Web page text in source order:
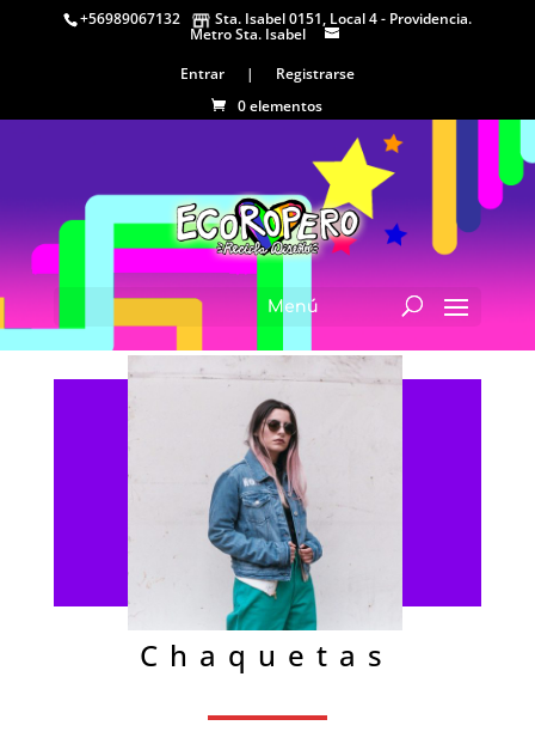
+56989067132 Sta. Isabel 0151, Local 4 - Providencia.
Metro Sta. Isabel
Entrar
|
Registrarse
0 elementos
Menú
Chaquetas